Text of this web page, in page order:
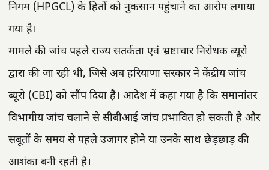
निगम (HPGCL) के हितों को नुकसान पहुंचाने का आरोप लगाया
गया है।
मामले की जांच पहले राज्य सतर्कता एवं भ्रष्टाचार निरोधक ब्यूरो
द्वारा की जा रही थी, जिसे अब हरियाणा सरकार ने केंद्रीय जांच
ब्यूरो (CBI) को सौंप दिया है। आदेश में कहा गया है कि समानांतर
विभागीय जांच चलाने से सीबीआई जांच प्रभावित हो सकती है और
सबूतों के समय से पहले उजागर होने या उनके साथ छेड़छाड़ की
आशंका बनी रहती है।